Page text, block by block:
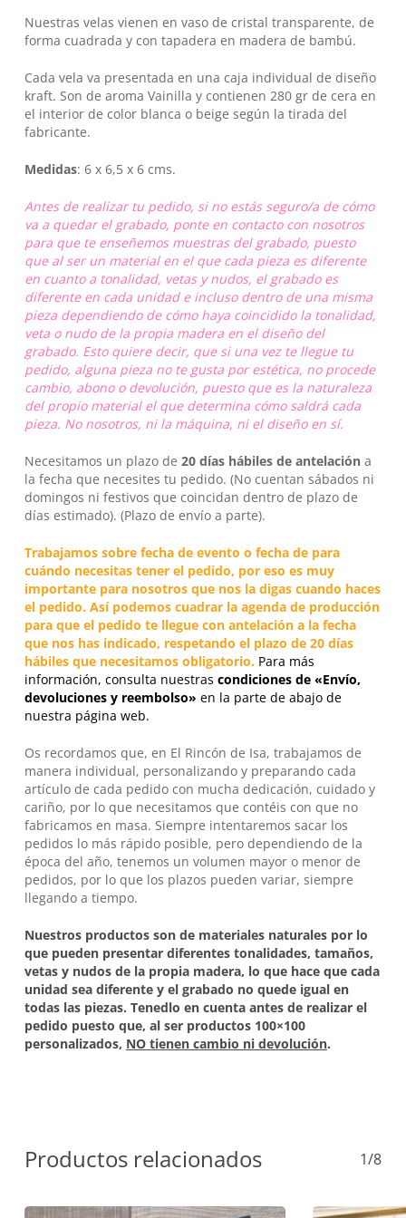
No hay productos en el carrito.
Go To Shop
Nuestras velas vienen en vaso de cristal transparente, de
forma cuadrada y con tapadera en madera de bambú.
Cada vela va presentada en una caja individual de diseño
kraft. Son de aroma Vainilla y contienen 280 gr de cera en
el interior de color blanca o beige según la tirada del
fabricante.
Medidas: 6 x 6,5 x 6 cms.
Antes de realizar tu pedido, si no estás seguro/a de cómo
va a quedar el grabado, ponte en contacto con nosotros
para que te enseñemos muestras del grabado, puesto
que al ser un material en el que cada pieza es diferente
en cuanto a tonalidad, vetas y nudos, el grabado es
diferente en cada unidad e incluso dentro de una misma
pieza dependiendo de cómo haya coincidido la tonalidad,
veta o nudo de la propia madera en el diseño del
grabado. Esto quiere decir, que si una vez te llegue tu
pedido, alguna pieza no te gusta por estética, no procede
cambio, abono o devolución, puesto que es la naturaleza
del propio material el que determina cómo saldrá cada
pieza. No nosotros, ni la máquina, ni el diseño en sí.
Necesitamos un plazo de 20 días hábiles de antelacióna
la fecha que necesites tu pedido. (No cuentan sábados ni
domingos ni festivos que coincidan dentro de plazo de
días estimado). (Plazo de envío a parte).
Trabajamos sobre fecha de evento o fecha de para
cuándo necesitas tener el pedido, por eso es muy
importante para nosotros que nos la digas cuando haces
el pedido. Así podemos cuadrar la agenda de producción
para que el pedido te llegue con antelación a la fecha
que nos has indicado, respetando el plazo de 20 días
hábiles que necesitamos obligatorio. Para más
información, consulta nuestras condiciones de «Envío,
devoluciones y reembolso» en la parte de abajo de
nuestra página web.
Os recordamos que, en El Rincón de Isa, trabajamos de
manera individual, personalizando y preparando cada
artículo de cada pedido con mucha dedicación, cuidado y
cariño, por lo que necesitamos que contéis con que no
fabricamos en masa. Siempre intentaremos sacar los
pedidos lo más rápido posible, pero dependiendo de la
época del año, tenemos un volumen mayor o menor de
pedidos, por lo que los plazos pueden variar, siempre
llegando a tiempo.
Nuestros productos son de materiales naturales por lo
que pueden presentar diferentes tonalidades, tamaños,
vetas y nudos de la propia madera, lo que hace que cada
unidad sea diferente y el grabado no quede igual en
todas las piezas. Tenedlo en cuenta antes de realizar el
pedido puesto que, al ser productos 100×100
personalizados, NO tienen cambio ni devolución.
Productos relacionados 1/8